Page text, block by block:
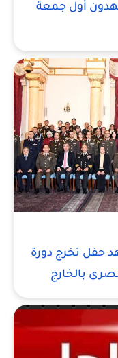
أول جمعة
حفل تخرج دورة
بالخارج